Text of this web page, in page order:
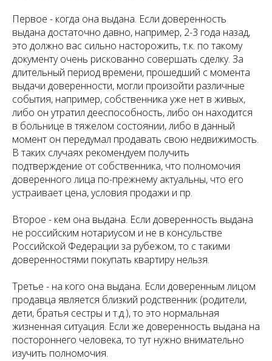
Первое - когда она выдана. Если доверенность
выдана достаточно давно, например, 2-3 года назад,
это должно вас сильно насторожить, т.к. по такому
документу очень рискованно совершать сделку. За
длительный период времени, прошедший с момента
выдачи доверенности, могли произойти различные
события, например, собственника уже нет в живых,
либо он утратил дееспособность, либо он находится
в больнице в тяжелом состоянии, либо в данный
момент он передумал продавать свою недвижимость.
В таких случаях рекомендуем получить
подтверждение от собственника, что полномочия
доверенного лица по-прежнему актуальны, что его
устраивает цена, условия продажи и пр.
Второе - кем она выдана. Если доверенность выдана
не российским нотариусом и не в консульстве
Российской Федерации за рубежом, то с такими
доверенностями покупать квартиру нельзя.
Третье - на кого она выдана. Если доверенным лицом
продавца является близкий родственник (родители,
дети, братья сестры и т.д.), то это нормальная
жизненная ситуация. Если же доверенность выдана на
постороннего человека, то тут нужно внимательно
изучить полномочия.